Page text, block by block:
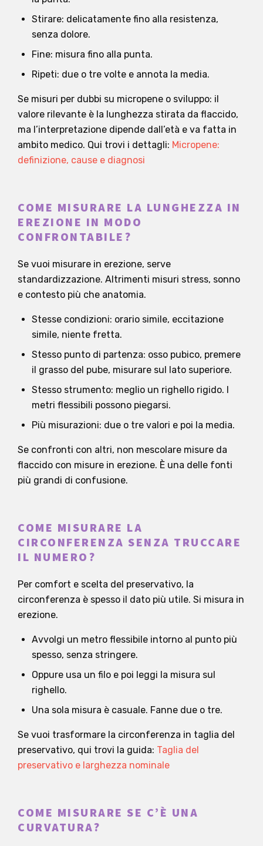
Stirare: delicatamente fino alla resistenza,
senza dolore.
Fine: misura fino alla punta.
Ripeti: due o tre volte e annota la media.
Se misuri per dubbi su micropene o sviluppo: il
valore rilevante è la lunghezza stirata da flaccido,
ma l’interpretazione dipende dall’età e va fatta in
ambito medico. Qui trovi i dettagli: Micropene:
definizione, cause e diagnosi
COME MISURARE LA LUNGHEZZA IN
EREZIONE IN MODO
CONFRONTABILE?
Se vuoi misurare in erezione, serve
standardizzazione. Altrimenti misuri stress, sonno
e contesto più che anatomia.
Stesse condizioni: orario simile, eccitazione
simile, niente fretta.
Stesso punto di partenza: osso pubico, premere
il grasso del pube, misurare sul lato superiore.
Stesso strumento: meglio un righello rigido. I
metri flessibili possono piegarsi.
Più misurazioni: due o tre valori e poi la media.
Se confronti con altri, non mescolare misure da
flaccido con misure in erezione. È una delle fonti
più grandi di confusione.
COME MISURARE LA
CIRCONFERENZA SENZA TRUCCARE
IL NUMERO?
Per comfort e scelta del preservativo, la
circonferenza è spesso il dato più utile. Si misura in
erezione.
Avvolgi un metro flessibile intorno al punto più
spesso, senza stringere.
Oppure usa un filo e poi leggi la misura sul
righello.
Una sola misura è casuale. Fanne due o tre.
Se vuoi trasformare la circonferenza in taglia del
preservativo, qui trovi la guida: Taglia del
preservativo e larghezza nominale
COME MISURARE SE C’È UNA
CURVATURA?